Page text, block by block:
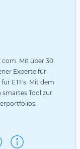
Mit über 30
Experte für
ETFs. Mit dem
Tool zur